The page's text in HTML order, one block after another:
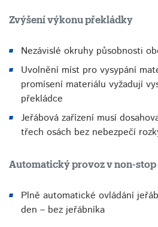
Zvýšení výkonu překládky
Nezávislé okruhy působnosti
Uvolnění míst pro vysypání
promísení materiálu vyžadují
překládce
Jeřábová zařízení musí
třech osách bez nebezpečí
Automatický provoz v non-stop
Plně automatické ovládání
den – bez jeřábníka